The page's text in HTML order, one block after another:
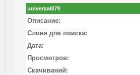
universal879
Описание:
Слова для поиска:
Дата:
Просмотров:
Скачиваний: